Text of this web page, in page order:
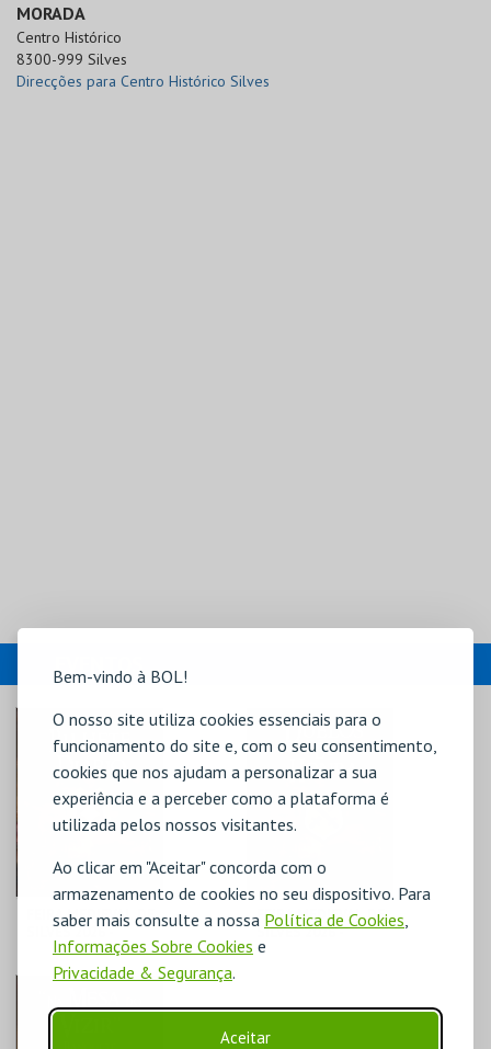
Bem-vindo à BOL!
O nosso site utiliza cookies essenciais para o
funcionamento do site e, com o seu consentimento,
cookies que nos ajudam a personalizar a sua
experiência e a perceber como a plataforma é
utilizada pelos nossos visitantes.
Ao clicar em "Aceitar" concorda com o
armazenamento de cookies no seu dispositivo. Para
saber mais consulte a nossa Política de Cookies,
Informações Sobre Cookies e
Privacidade & Segurança.
Aceitar
MORADA
Centro Histórico
8300-999 Silves
Direcções para Centro Histórico Silves
EVENTOS
FEIRA MEDIEVAL DE
SILVES 2026 -
BILHETE DIÁRIO
CENTRO HISTÓRICO
SILVES
FEIRA MEDIEVAL DE
SILVES 2026 -
DUELOS DE HONRA
SILVES